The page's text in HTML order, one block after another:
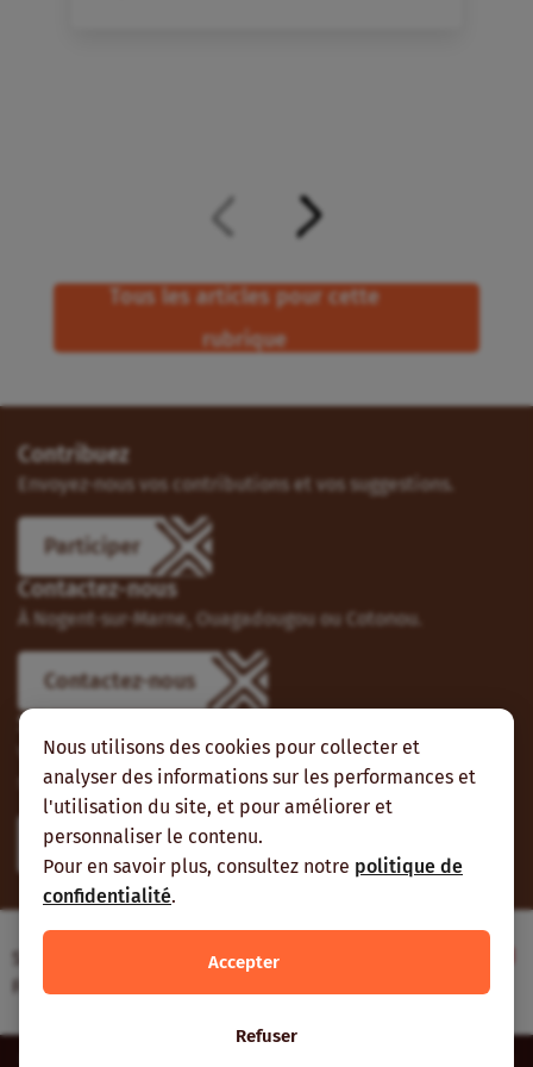
Nous utilisons des cookies pour collecter et
analyser des informations sur les performances et
l'utilisation du site, et pour améliorer et
personnaliser le contenu.
Pour en savoir plus, consultez notre politique de
confidentialité.
Accepter
Refuser
Tous les articles pour cette
rubrique
Contribuez
Envoyez-nous vos contributions et vos suggestions.
Participer
Contactez-nous
À Nogent-sur-Marne, Ouagadougou ou Cotonou.
Contactez-nous
Suivez-nous
Vous pouvez aussi vous abonner à nos flux RSS et nous
suivre sur les réseaux sociaux.
Site web réalisé avec le soutien de l’Agence
Française de Développement